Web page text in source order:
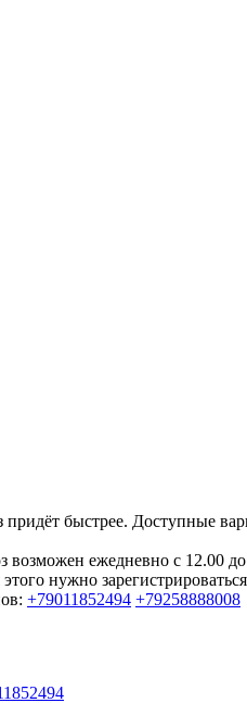
быстрее. Доступные
возможен ежедневно с 12.00
нужно
+79011852494 +79258888008